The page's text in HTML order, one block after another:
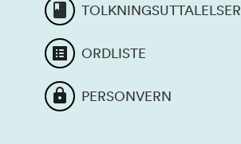
TOLKNINGSUTTALELSER
ORDLISTE
PERSONVERN